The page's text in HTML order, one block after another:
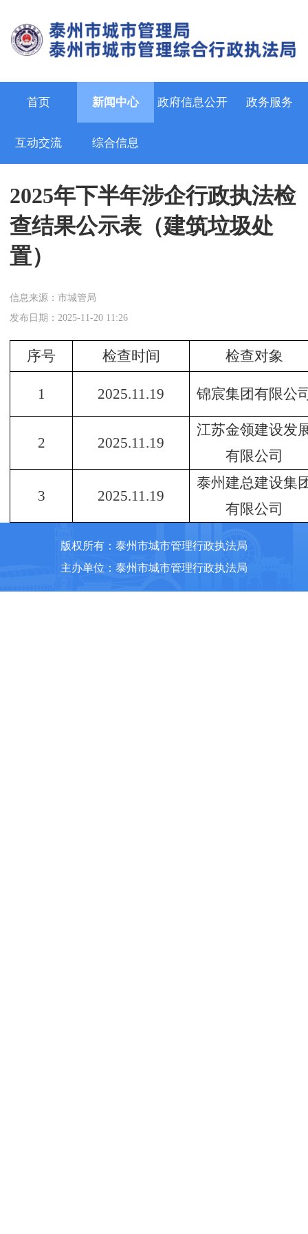
首页 新闻中心 政府信息公开 政务服务
互动交流 综合信息
2025年下半年涉企行政执法检
查结果公示表（建筑垃圾处
置）
信息来源：市城管局
发布日期：2025-11-20 11:26
序号 检查时间 检查对象
1 2025.11.19 锦宸集团有限公
2 2025.11.19
江苏金领建设发
有限公司
3 2025.11.19
泰州建总建设集
有限公司
版权所有：泰州市城市管理行政执法局
主办单位：泰州市城市管理行政执法局